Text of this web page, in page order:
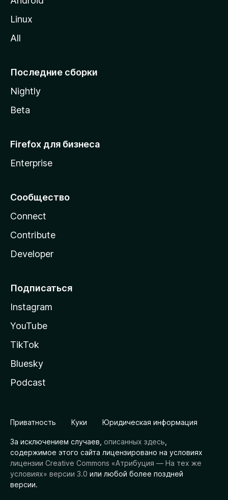
i
l
Linux
All
Последние сборки
Nightly
Beta
Firefox для бизнеса
Enterprise
Сообщество
Connect
Contribute
Developer
Подписаться
Instagram
YouTube
TikTok
Bluesky
Podcast
Приватность Куки Юридическая информация
За исключением случаев, описанных здесь
содержимое этого сайта лицензировано на условиях
лицензии Creative Commons «Атрибуция — На тех же
условиях» версии 3.0 или любой более поздней
версии.